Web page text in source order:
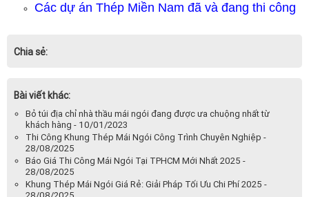
Các dự án Thép Miền Nam đã và đang thi công
Chia sẻ:
Bài viết khác:
Bỏ túi địa chỉ nhà thầu mái ngói đang được ưa chuộng nhất từ
khách hàng - 10/01/2023
Thi Công Khung Thép Mái Ngói Công Trình Chuyên Nghiệp -
28/08/2025
Báo Giá Thi Công Mái Ngói Tại TPHCM Mới Nhất 2025 -
28/08/2025
Khung Thép Mái Ngói Giá Rẻ: Giải Pháp Tối Ưu Chi Phí 2025 -